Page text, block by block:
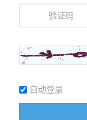
自动登录